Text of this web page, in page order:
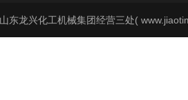
东龙兴化工机械集团经营三处(